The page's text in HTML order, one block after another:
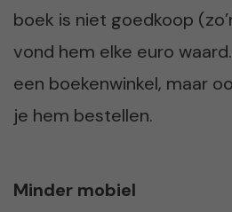
boek is niet goedkoop
vond hem elke euro
een boekenwinkel, maar
je hem bestellen.
Minder mobiel